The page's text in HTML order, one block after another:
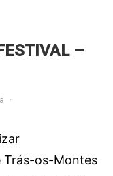
–
Trás-os-Montes